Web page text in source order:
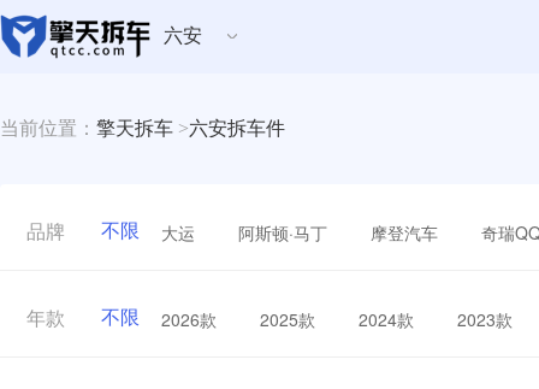
六安
当前位置： 擎天拆车 >六安拆车件
品牌 不限 大运 阿斯顿·马丁 摩登汽车 奇瑞
年款 不限 2026款 2025款 2024款 2023款